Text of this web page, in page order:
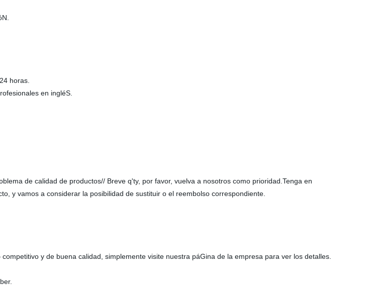
horas.
en ingléS.
de calidad de productos// Breve q'ty, por favor, vuelva a nosotros como prioridad.Tenga en
y vamos a considerar la posibilidad de sustituir o el reembolso correspondiente.
y de buena calidad, simplemente visite nuestra páGina de la empresa para ver los detalles.